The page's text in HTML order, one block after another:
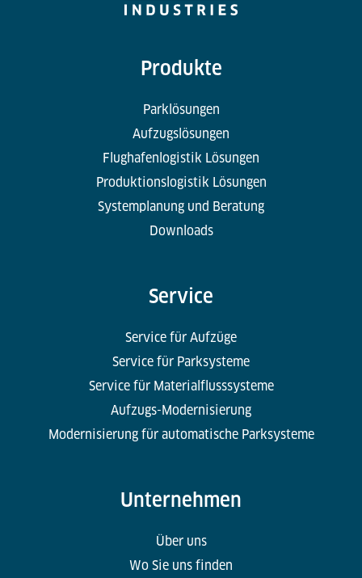
Produkte
Parklösungen
Aufzugslösungen
Flughafenlogistik Lösungen
Produktionslogistik Lösungen
Systemplanung und Beratung
Downloads
Service
Service für Aufzüge
Service für Parksysteme
Service für Materialflusssysteme
Aufzugs-Modernisierung
Modernisierung für automatische Parksysteme
Unternehmen
Über uns
Wo Sie uns finden